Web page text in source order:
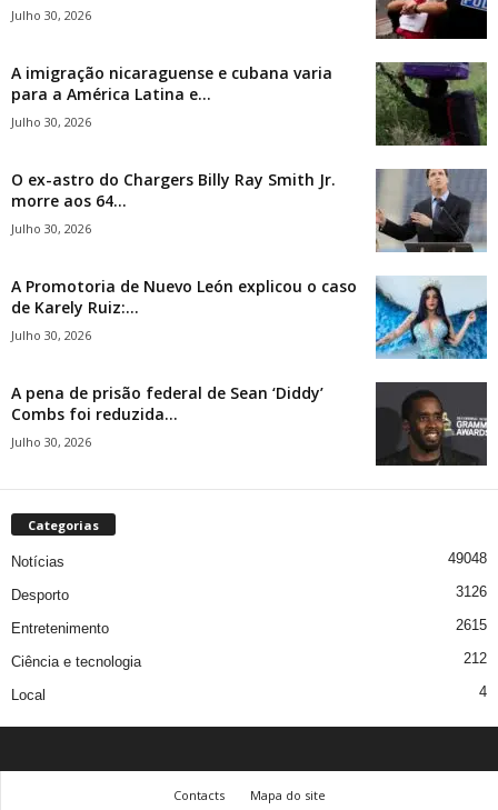
Julho 30, 2026
A imigração nicaraguense e cubana varia
para a América Latina e...
Julho 30, 2026
O ex-astro do Chargers Billy Ray Smith Jr.
morre aos 64...
Julho 30, 2026
A Promotoria de Nuevo León explicou o caso
de Karely Ruiz:...
Julho 30, 2026
A pena de prisão federal de Sean ‘Diddy’
Combs foi reduzida...
Julho 30, 2026
Categorias
Notícias 49048
Desporto 3126
Entretenimento 2615
Ciência e tecnologia 212
Local 4
Contacts Mapa do site